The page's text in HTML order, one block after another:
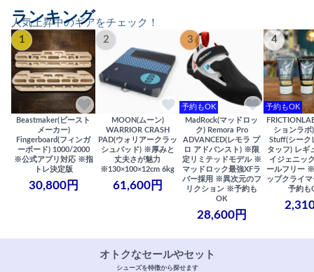
人気上昇中のギアをチェック！
ランキング
1
Beastmaker(ビースト
メーカー)
Fingerboard(フィンガ
ーボード) 1000/2000
※公式アプリ対応 ※指
トレ決定版
30,800円
2
MOON(ムーン)
WARRIOR CRASH
PAD(ウォリアークラッ
シュパッド) ※厚みと
丈夫さが魅力
※130×100×12cm 6kg
61,600円
3
予約もOK
MadRock(マッドロッ
ク) Remora Pro
ADVANCED(レモラ プ
ロ アドバンスト) ※限
定リミテッドモデル ※
マッドロック最強XFラ
バー採用 ※異次元のフ
リクション ※予約も
OK
28,600円
4
予約もOK
ションラボ
Stuff(シーク
タッフ) レギ
イジェニッ
ールフリー
ップクライ
予約も
オトクなセールやセット
シューズを特徴から探せます